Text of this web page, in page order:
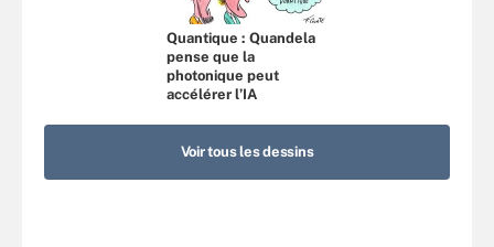
Quantique : Quandela
pense que la
photonique peut
accélérer l’IA
Voir tous les dessins